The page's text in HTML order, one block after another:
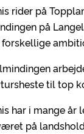
rider på
på
til top
har i mange år
på